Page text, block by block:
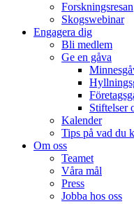
Forskningsresan
Skogswebinar
Engagera dig
Bli medlem
Ge en gåva
Stiftelser
Kalender
Tips på vad du
Om oss
Teamet
Våra mål​
Press
Jobba hos oss